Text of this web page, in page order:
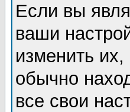
Если вы
ваши
изменить
обычно
все свои